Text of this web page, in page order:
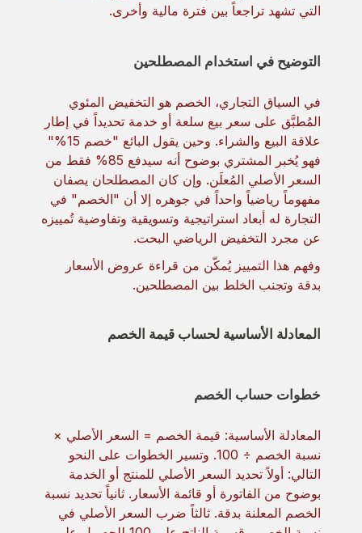
التي تشهد تراجعاً بين فترة مالية وأخرى.
التوضيح في استخدام المصطلحين
في السياق التجاري، الخصم هو التخفيض المئوي
المُطبَّق على سعر بيع سلعة أو خدمة تحديداً في إطار
علاقة البيع والشراء. وحين يقول البائع "خصم 15%"
فهو يُخبر المشتري بوضوح أنه سيدفع 85% فقط من
السعر الأصلي المُعلَن. وإن كان المصطلحان يصفان
مفهوماً رياضياً واحداً في جوهره إلا أن "الخصم" في
التجارة له أبعاد استراتيجية وتسويقية وتفاوضية تُمييزه
عن مجرد التخفيض الرياضي البحت.
وفهم هذا التمييز يُمكّن من قراءة عروض الأسعار
بدقة وتجنب الخلط بين المصطلحين.
المعادلة الأساسية لحساب قيمة الخصم
خطوات حساب الخصم
المعادلة الأساسية: قيمة الخصم = السعر الأصلي ×
نسبة الخصم ÷ 100. وتسير الخطوات على النحو
التالي: أولاً تحديد السعر الأصلي للمنتج أو الخدمة
بوضوح من الفاتورة أو قائمة الأسعار. ثانياً تحديد نسبة
الخصم المعلنة بدقة. ثالثاً ضرب السعر الأصلي في